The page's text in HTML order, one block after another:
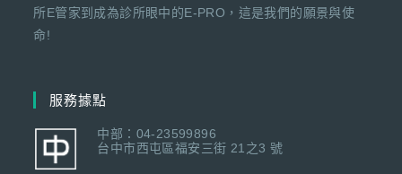
所E管家到成為診所眼中的E-PRO，這是我們的願景與使
命!
服務據點
中部：04-23599896
台中市西屯區福安三街 21之3 號